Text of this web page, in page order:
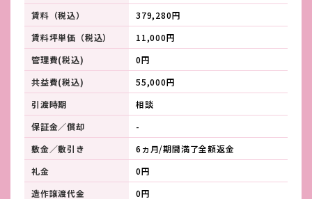
賃料（税込）
379,280円
賃料坪単価（税込）
11,000円
管理費(税込)
0円
共益費(税込)
55,000円
引渡時期
相談
保証金／償却
-
敷金／敷引き
6ヵ月/期間満了全額返金
礼金
0円
造作譲渡代金
0円